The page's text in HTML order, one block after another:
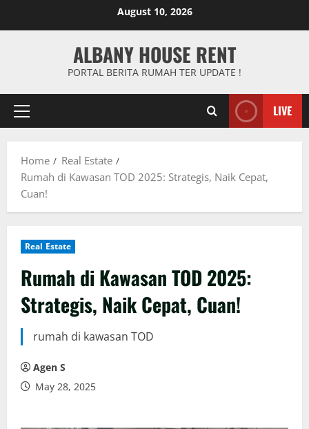
August 10, 2026
ALBANY HOUSE RENT
PORTAL BERITA RUMAH TER UPDATE !
Primary
LIVE
Home
Real Estate
Rumah di Kawasan TOD 2025: Strategis, Naik Cepat,
Cuan!
Real Estate
Rumah di Kawasan TOD 2025:
Strategis, Naik Cepat, Cuan!
rumah di kawasan TOD
Agen S
May 28, 2025